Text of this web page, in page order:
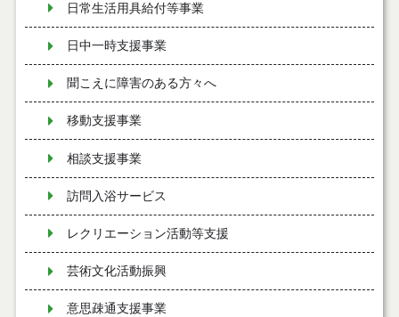
日常生活用具給付等事業
日中一時支援事業
聞こえに障害のある方々へ
移動支援事業
相談支援事業
訪問入浴サービス
レクリエーション活動等支援
芸術文化活動振興
意思疎通支援事業